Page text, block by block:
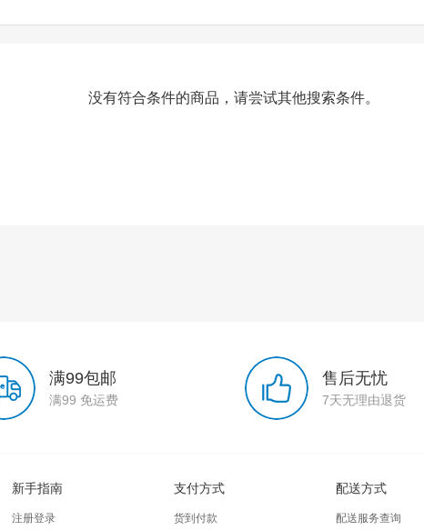
没有符合条件的商品，请尝试其他搜索条件。
满99包邮
满99 免运费
售后无忧
7天无理由退货
新手指南
注册登录
支付方式
货到付款
配送方式
配送服务查询